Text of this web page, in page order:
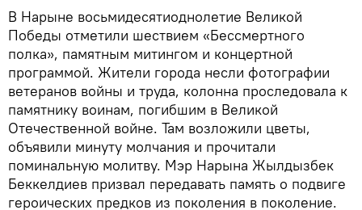
В Нарыне восьмидесятиоднолетие Великой
Победы отметили шествием «Бессмертного
полка», памятным митингом и концертной
программой. Жители города несли фотографии
ветеранов войны и труда, колонна проследовала к
памятнику воинам, погибшим в Великой
Отечественной войне. Там возложили цветы,
объявили минуту молчания и прочитали
поминальную молитву. Мэр Нарына Жылдызбек
Беккелдиев призвал передавать память о подвиге
героических предков из поколения в поколение.